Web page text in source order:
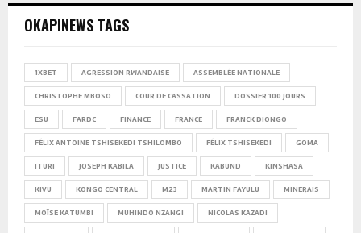
OKAPINEWS TAGS
1XBET AGRESSION RWANDAISE ASSEMBLÉE NATIONALE
CHRISTOPHE MBOSO COUR DE CASSATION DOSSIER 100 JOURS
ESU FARDC FINANCE FRANCE FRANCK DIONGO
FÉLIX ANTOINE TSHISEKEDI TSHILOMBO FÉLIX TSHISEKEDI GOMA
ITURI JOSEPH KABILA JUSTICE KABUND KINSHASA
KIVU KONGO CENTRAL M23 MARTIN FAYULU MINERAIS
MOÏSE KATUMBI MUHINDO NZANGI NICOLAS KAZADI